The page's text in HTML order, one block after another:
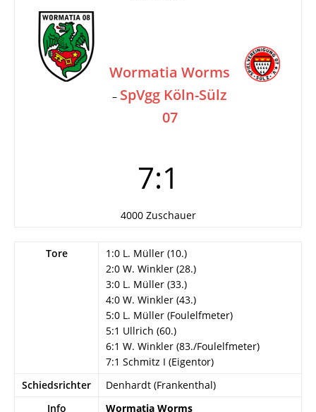
Wormatia Worms
– SpVgg Köln-Sülz
07
7:1
4000 Zuschauer
Tore
1:0 L. Müller (10.)
2:0 W. Winkler (28.)
3:0 L. Müller (33.)
4:0 W. Winkler (43.)
5:0 L. Müller (Foulelfmeter)
5:1 Ullrich (60.)
6:1 W. Winkler (83./Foulelfmeter)
7:1 Schmitz I (Eigentor)
Schiedsrichter
Denhardt (Frankenthal)
Info
Wormatia Worms